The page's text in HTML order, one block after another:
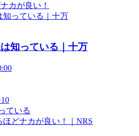
カが良い！
知っている｜十万
ている